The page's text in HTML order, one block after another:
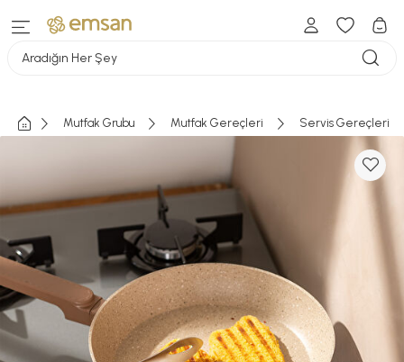
Aradığın Her Şey
Mutfak Grubu Mutfak Gereçleri Servis Gereçleri